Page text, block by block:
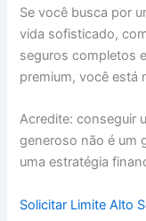
Se você busca por
vida sofisticado,
seguros completos
premium, você está
Acredite: conseguir
generoso não é um
uma estratégia
Solicitar Limite Alto